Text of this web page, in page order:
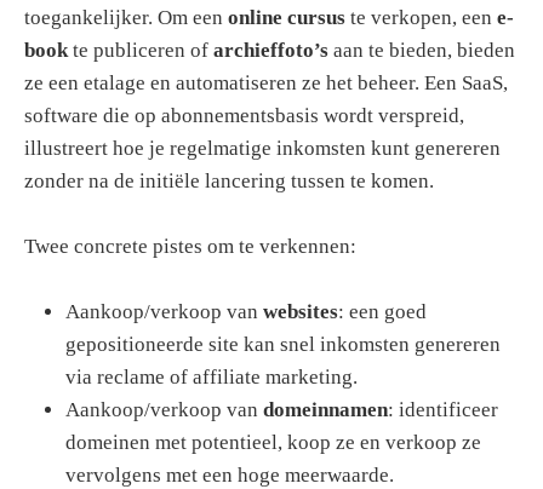
toegankelijker. Om een online cursus te verkopen, een e-
book te publiceren of archieffoto’s aan te bieden, bieden
ze een etalage en automatiseren ze het beheer. Een SaaS,
software die op abonnementsbasis wordt verspreid,
illustreert hoe je regelmatige inkomsten kunt genereren
zonder na de initiële lancering tussen te komen.
Twee concrete pistes om te verkennen:
Aankoop/verkoop van websites: een goed
gepositioneerde site kan snel inkomsten genereren
via reclame of affiliate marketing.
Aankoop/verkoop van domeinnamen: identificeer
domeinen met potentieel, koop ze en verkoop ze
vervolgens met een hoge meerwaarde.